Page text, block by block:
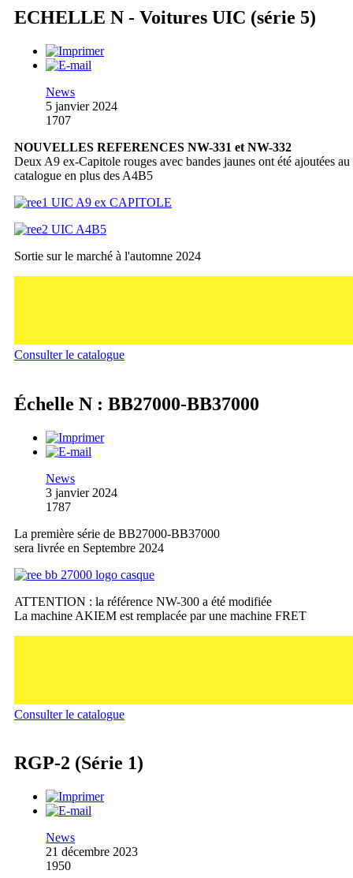
ECHELLE N - Voitures UIC (série 5)
News
5 janvier 2024
1707
NOUVELLES REFERENCES NW-331 et NW-332
Deux A9 ex-Capitole rouges avec bandes jaunes ont été ajoutées au
catalogue en plus des A4B5
Sortie sur le marché à l'automne 2024
Consulter le catalogue
Échelle N : BB27000-BB37000
News
3 janvier 2024
1787
La première série de BB27000-BB37000
sera livrée en Septembre 2024
ATTENTION : la référence NW-300 a été modifiée
La machine AKIEM est remplacée par une machine FRET
Consulter le catalogue
RGP-2 (Série 1)
News
21 décembre 2023
1950